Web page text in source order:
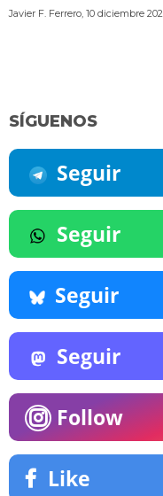
Javier F. Ferrero, 10 diciembre
SÍGUENOS
Seguir
Seguir
Seguir
Seguir
Follow
Like